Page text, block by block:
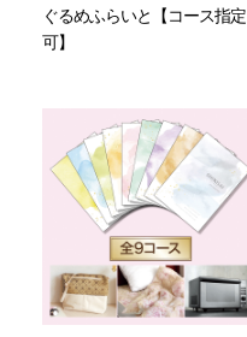
ぐるめふらいと【コース指定
可】